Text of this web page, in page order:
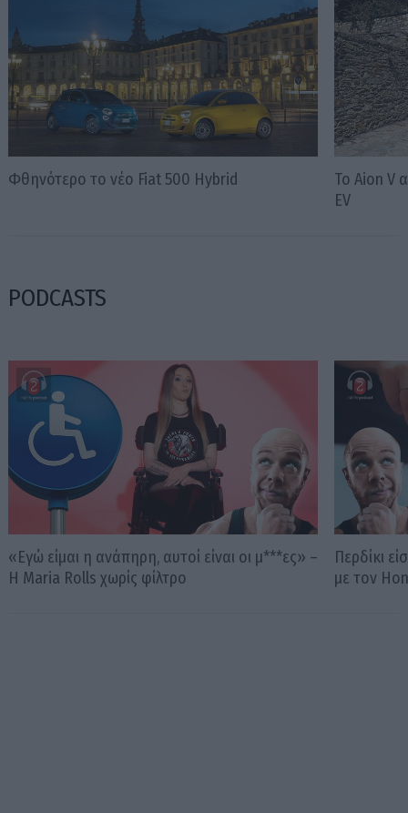
Φθηνότερο το νέο Fiat 500 Hybrid
Το Aion V
EV
PODCASTS
«Εγώ είμαι η ανάπηρη, αυτοί είναι οι μ***ες» –
Η Maria Rolls χωρίς φίλτρο
Περδίκι
με τον